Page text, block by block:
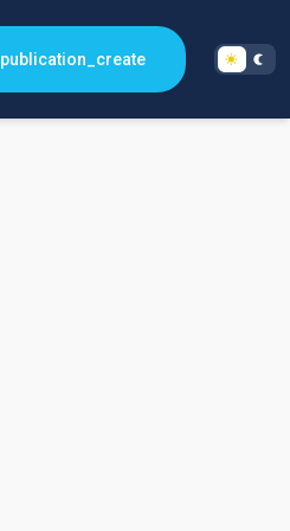
publication_create